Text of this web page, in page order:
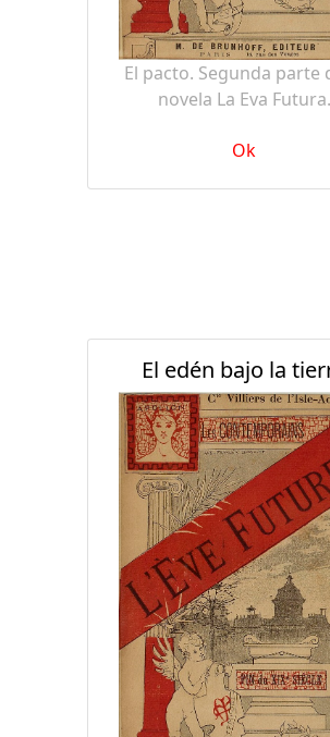
El pacto. Segunda parte
novela La Eva Futura.
Ok
El edén bajo la